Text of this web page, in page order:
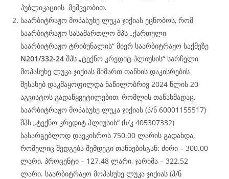
პუბლიკაციის მეშვეობით.
საარბიტრაჟო მოპასუხე ლუკა ჯიქიას ეცნობოს, რომ
საარბიტრაჟო სასამართლო შპს „ქართული
საარბიტრაჟო ტრიბუნალის“ მიერ საარბიტრაჟო საქმეზე
N201/332-24 შპს „ტექნო კრედიტ პლიუსის“ სარჩელი
მოპასუხე ლუკა ჯიქიას მიმართ თანხის დაკისრების
შესახებ დაკმაყოფილდა ნაწილობრივ 2024 წლის 20
აგვისტოს გადაწყვეტილებით, რომლის თანახმადაც,
საარბიტრაჟო მოპასუხე ლუკა ჯიქიას (პ/ნ 60001155517)
შპს „ტექნო კრედიტ პლიუსის“ (ს/კ 405307332)
სასარგებლოდ დაეკისროს 750.00 ლარის გადახდა,
რომელიც შედგება შემდეგი თანხებისგან: ძირი – 300.00
ლარი, პროცენტი – 127.48 ლარი, ჯარიმა – 322.52
ლარი. საარბიტრაჟო მოპასუხე ლუკა ჯიქიას (პ/ნ